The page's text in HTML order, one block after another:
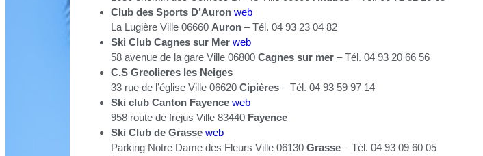
Club des Sports D’Auron web
La Lugière Ville 06660 Auron – Tél. 04 93 23 04 82
Ski Club Cagnes sur Mer web
58 avenue de la gare Ville 06800 Cagnes sur mer – Tél. 04 93 20 66 56
C.S Greolieres les Neiges
33 rue de l’église Ville 06620 Cipières – Tél. 04 93 59 97 14
Ski club Canton Fayence web
958 route de frejus Ville 83440 Fayence
Ski Club de Grasse web
Parking Notre Dame des Fleurs Ville 06130 Grasse – Tél. 04 93 09 60 05